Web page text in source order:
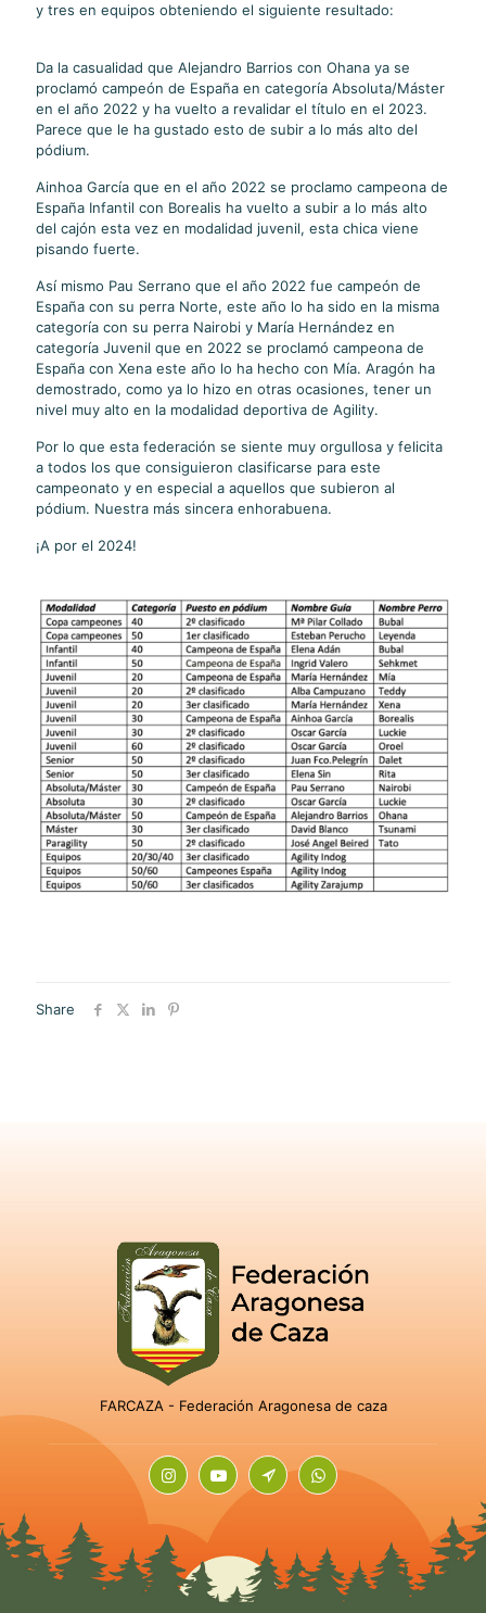
y tres en equipos obteniendo el siguiente resultado:
Da la casualidad que Alejandro Barrios con Ohana ya se
proclamó campeón de España en categoría Absoluta/Máster
en el año 2022 y ha vuelto a revalidar el título en el 2023.
Parece que le ha gustado esto de subir a lo más alto del
pódium.
Ainhoa García que en el año 2022 se proclamo campeona de
España Infantil con Borealis ha vuelto a subir a lo más alto
del cajón esta vez en modalidad juvenil, esta chica viene
pisando fuerte.
Así mismo Pau Serrano que el año 2022 fue campeón de
España con su perra Norte, este año lo ha sido en la misma
categoría con su perra Nairobi y María Hernández en
categoría Juvenil que en 2022 se proclamó campeona de
España con Xena este año lo ha hecho con Mía. Aragón ha
demostrado, como ya lo hizo en otras ocasiones, tener un
nivel muy alto en la modalidad deportiva de Agility.
Por lo que esta federación se siente muy orgullosa y felicita
a todos los que consiguieron clasificarse para este
campeonato y en especial a aquellos que subieron al
pódium. Nuestra más sincera enhorabuena.
¡A por el 2024!
Share
FARCAZA - Federación Aragonesa de caza